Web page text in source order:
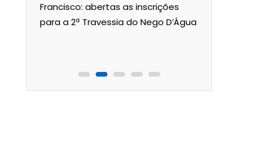
Francisco: abertas as inscrições
para a 2ª Travessia do Nego D’Água